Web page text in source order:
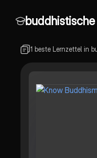
1 beste Lernzettel in